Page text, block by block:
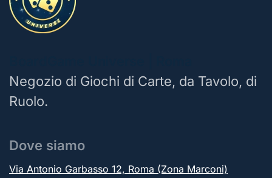
Negozio di Giochi di Carte, da Tavolo, di
Ruolo.
Dove siamo
Via Antonio Garbasso 12, Roma (Zona Marconi)